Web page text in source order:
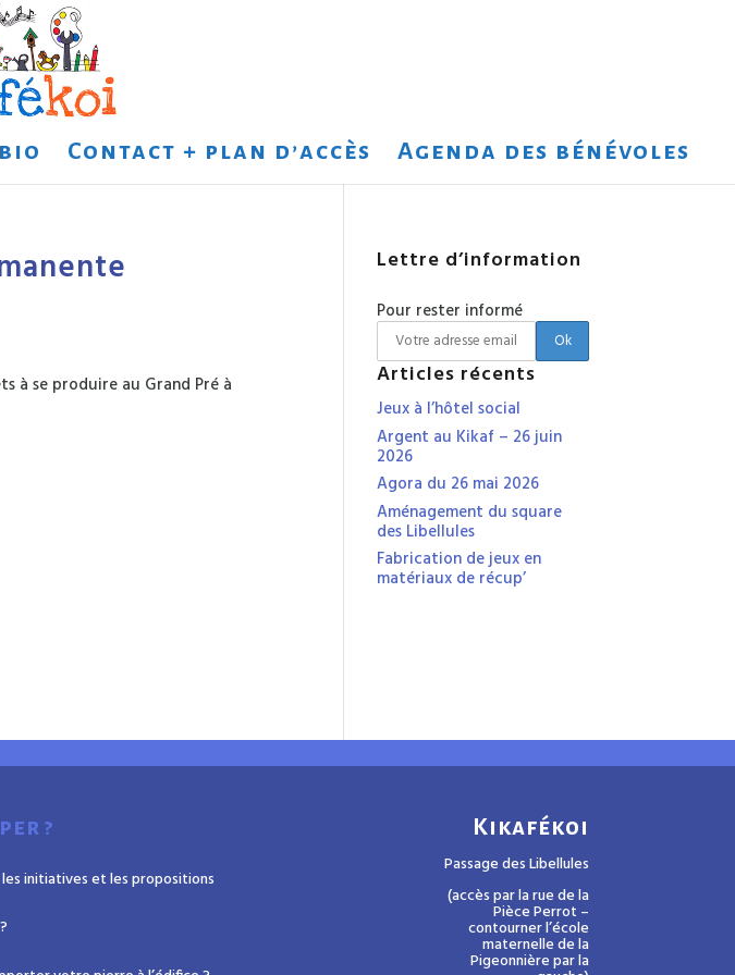
Contact + plan d’accès Agenda des bénévoles
à se produire au Grand Pré à
Lettre d’information
Pour rester informé
Articles récents
Jeux à l’hôtel social
Argent au Kikaf – 26 juin
2026
Agora du 26 mai 2026
Aménagement du square
des Libellules
Fabrication de jeux en
matériaux de récup’
?
initiatives et les propositions
Kikafékoi
Passage des Libellules
(accès par la rue de la
Pièce Perrot –
contourner l’école
maternelle de la
Pigeonnière par la